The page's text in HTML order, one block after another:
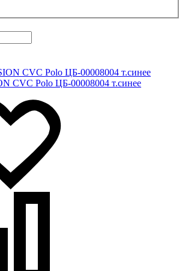
CVC Polo ЦБ-00008004 т.синее